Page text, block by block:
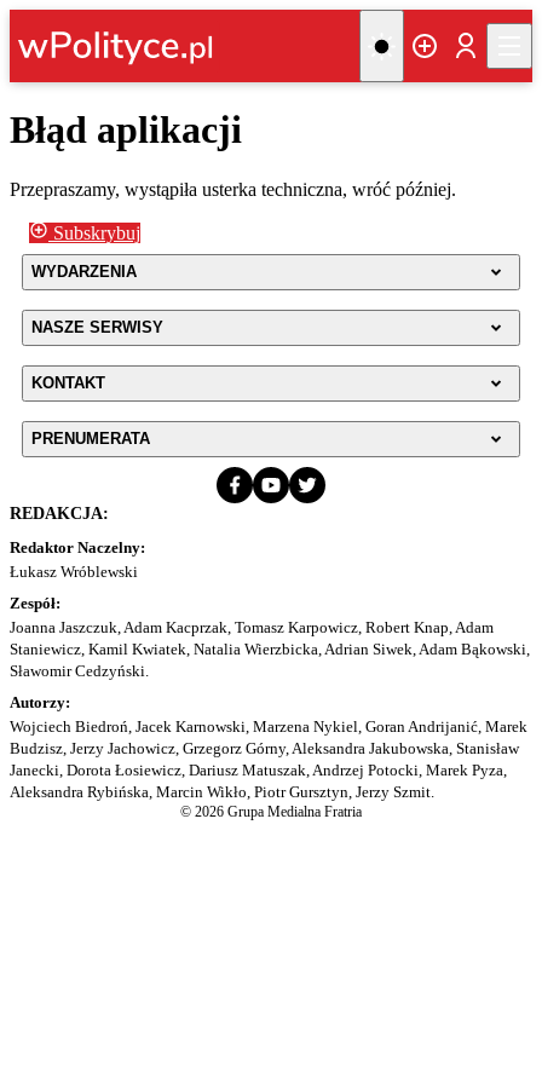
Błąd aplikacji
Przepraszamy, wystąpiła usterka techniczna, wróć później.
Subskrybuj
WYDARZENIA
NASZE SERWISY
KONTAKT
PRENUMERATA
REDAKCJA:
Redaktor Naczelny:
Łukasz Wróblewski
Zespół:
Joanna Jaszczuk, Adam Kacprzak, Tomasz Karpowicz, Robert Knap, Adam
Staniewicz, Kamil Kwiatek, Natalia Wierzbicka, Adrian Siwek, Adam Bąkowski,
Sławomir Cedzyński.
Autorzy:
Wojciech Biedroń, Jacek Karnowski, Marzena Nykiel, Goran Andrijanić, Marek
Budzisz, Jerzy Jachowicz, Grzegorz Górny, Aleksandra Jakubowska, Stanisław
Janecki, Dorota Łosiewicz, Dariusz Matuszak, Andrzej Potocki, Marek Pyza,
Aleksandra Rybińska, Marcin Wikło, Piotr Gursztyn, Jerzy Szmit.
© 2026 Grupa Medialna Fratria